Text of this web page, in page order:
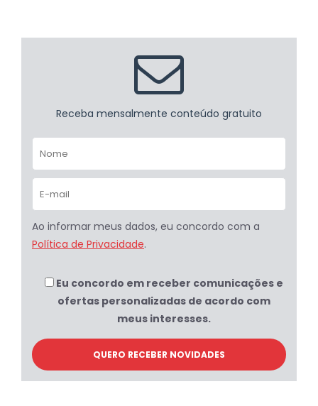
Receba mensalmente conteúdo gratuito
Ao informar meus dados, eu concordo com a
Política de Privacidade.
Eu concordo em receber comunicações e
ofertas personalizadas de acordo com
meus interesses.